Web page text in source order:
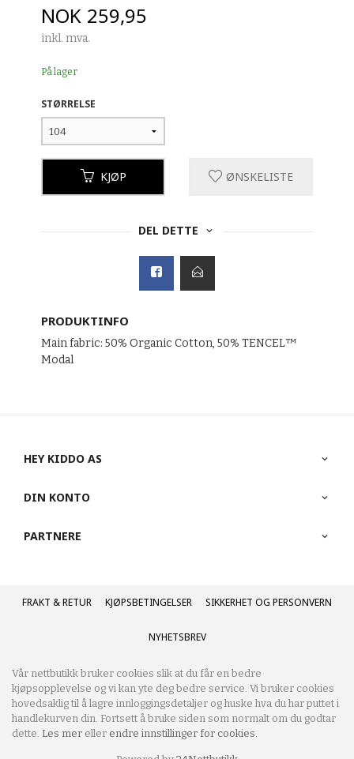
Pris
NOK 259,95
inkl. mva.
På lager
STØRRELSE
KJØP ØNSKELISTE
DEL DETTE
PRODUKTINFO
Main fabric: 50% Organic Cotton, 50% TENCEL™
Modal
HEY KIDDO AS
DIN KONTO
PARTNERE
FRAKT KJØPSBETINGELSER SIKKERHET OG PERSONVERN
NYHETSBREV
Vår nettbutikk bruker cookies slik at du får en bedre
kjøpsopplevelse og vi kan yte deg bedre service. Vi bruker cookies
hovedsaklig til å lagre innloggingsdetaljer og huske hva du har puttet i
handlekurven din. Fortsett å bruke siden som normalt om du godtar
dette. Les mer eller endre innstillinger for cookies.